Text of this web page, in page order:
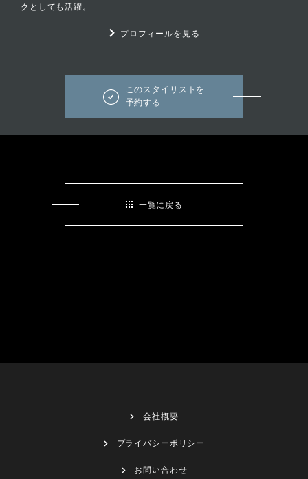
クとしても活躍。
プロフィールを見る
このスタイリストを
予約する
一覧に戻る
会社概要
プライバシーポリシー
お問い合わせ